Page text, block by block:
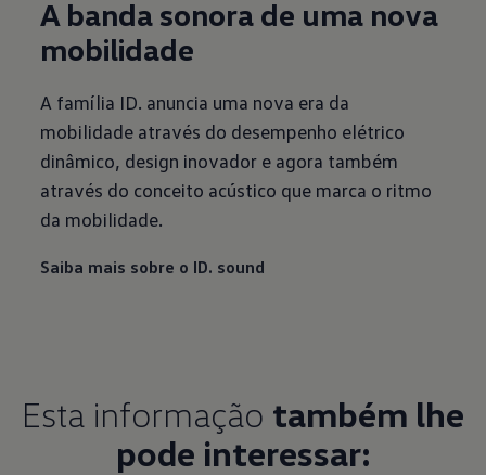
A banda sonora de uma nova
mobilidade
A família ID. anuncia uma nova era da
mobilidade através do desempenho elétrico
dinâmico, design inovador e agora também
através do conceito acústico que marca o ritmo
da mobilidade.
Saiba mais sobre o ID. sound
Esta informação também lhe
pode interessar: